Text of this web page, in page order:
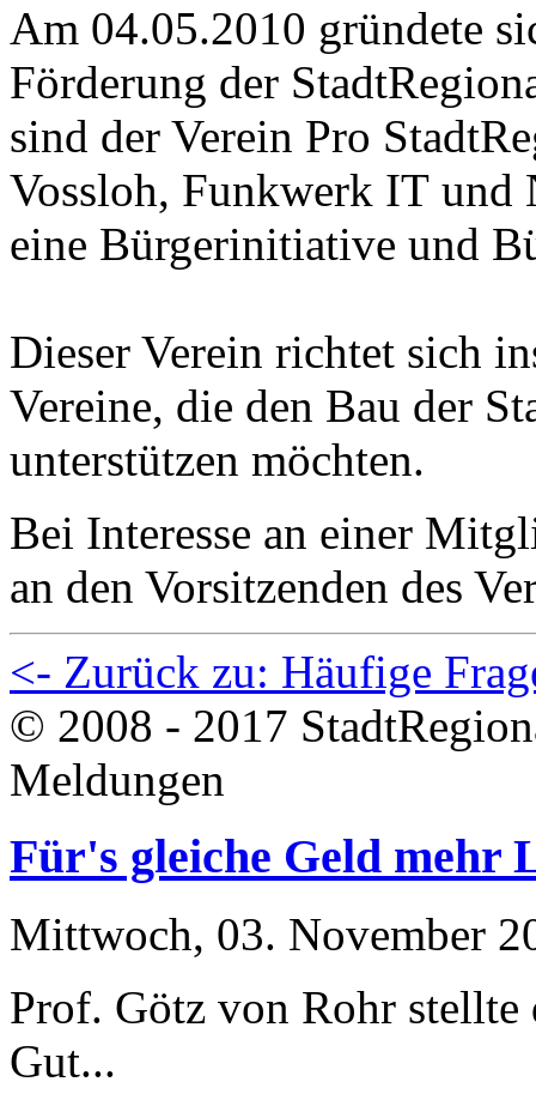
Am 04.05.2010 gründete
Förderung der
sind der Verein Pro
Vossloh, Funkwerk IT und
eine Bürgerinitiative und
Dieser Verein richtet sich
Vereine, die den Bau der
unterstützen möchten.
Bei Interesse an einer
an den Vorsitzenden des
<- Zurück zu: Häufige
© 2008 - 2017
Meldungen
Für's gleiche Geld mehr
Mittwoch, 03. November
Prof. Götz von Rohr
Gut...